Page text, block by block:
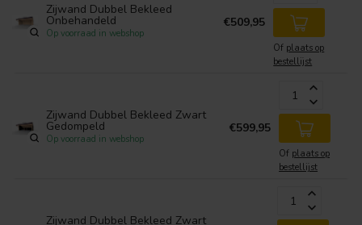
Zijwand Dubbel Bekleed
Onbehandeld
Op voorraad in webshop
€509,95
Of plaats op
bestellijst
Zijwand Dubbel Bekleed Zwart
Gedompeld
Op voorraad in webshop
€599,95
Of plaats op
bestellijst
Zijwand Dubbel Bekleed Zwart